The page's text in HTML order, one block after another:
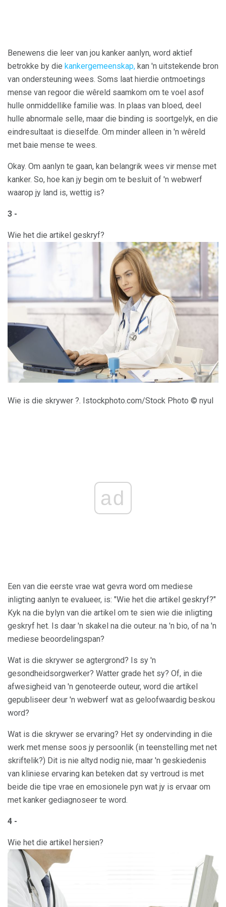
Benewens die leer van jou kanker aanlyn, word aktief
betrokke by die kankergemeenskap, kan 'n uitstekende bron
van ondersteuning wees. Soms laat hierdie ontmoetings
mense van regoor die wêreld saamkom om te voel asof
hulle onmiddellike familie was. In plaas van bloed, deel
hulle abnormale selle, maar die binding is soortgelyk, en die
eindresultaat is dieselfde. Om minder alleen in 'n wêreld
met baie mense te wees.
Okay. Om aanlyn te gaan, kan belangrik wees vir mense met
kanker. So, hoe kan jy begin om te besluit of 'n webwerf
waarop jy land is, wettig is?
3 -
Wie het die artikel geskryf?
Wie is die skrywer ?. Istockphoto.com/Stock Photo © nyul
ad
Een van die eerste vrae wat gevra word om mediese
inligting aanlyn te evalueer, is: "Wie het die artikel geskryf?"
Kyk na die bylyn van die artikel om te sien wie die inligting
geskryf het. Is daar 'n skakel na die outeur. na 'n bio, of na 'n
mediese beoordelingspan?
Wat is die skrywer se agtergrond? Is sy 'n
gesondheidsorgwerker? Watter grade het sy? Of, in die
afwesigheid van 'n genoteerde outeur, word die artikel
gepubliseer deur 'n webwerf wat as geloofwaardig beskou
word?
Wat is die skrywer se ervaring? Het sy ondervinding in die
werk met mense soos jy persoonlik (in teenstelling met net
skriftelik?) Dit is nie altyd nodig nie, maar 'n geskiedenis
van kliniese ervaring kan beteken dat sy vertroud is met
beide die tipe vrae en emosionele pyn wat jy is ervaar om
met kanker gediagnoseer te word.
4 -
Wie het die artikel hersien?